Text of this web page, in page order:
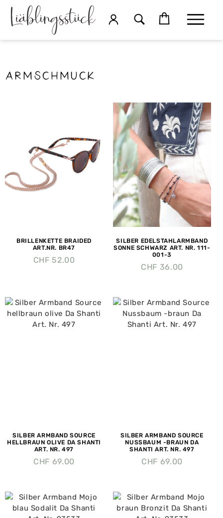
Armschmuck
BRILLENKETTE BRAIDED
ART.NR. BR47
CHF 52.00
SILBER EDELSTAHLARMBAND
SONNE SCHWARZ ART. NR. 111-
001-3
CHF 36.00
SILBER ARMBAND SOURCE
HELLBRAUN OLIVE DA SHANTI
ART. NR. 497
CHF 69.00
SILBER ARMBAND SOURCE
NUSSBAUM -BRAUN DA
SHANTI ART. NR. 497
CHF 69.00